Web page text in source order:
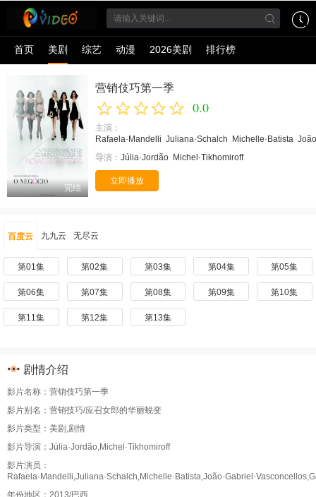
首页 美剧 综艺 动漫 2026美剧 排行榜
完结
营销伎巧第一季
0.0
主演：
Rafaela·Mandelli Juliana·Schalch Michelle·Batista
导演： Júlia·Jordão Michel·Tikhomiroff
立即播放
百度云 九九云 无尽云
第01集 第02集 第03集 第04集 第05集
第06集 第07集 第08集 第09集 第10集
第11集 第12集 第13集
剧情介绍
影片名称：营销伎巧第一季
影片别名：营销技巧/应召女郎的华丽蜕变
影片类型：美剧,剧情
影片导演：Júlia·Jordão,Michel·Tikhomiroff
影片演员：
年份地区：2013/巴西